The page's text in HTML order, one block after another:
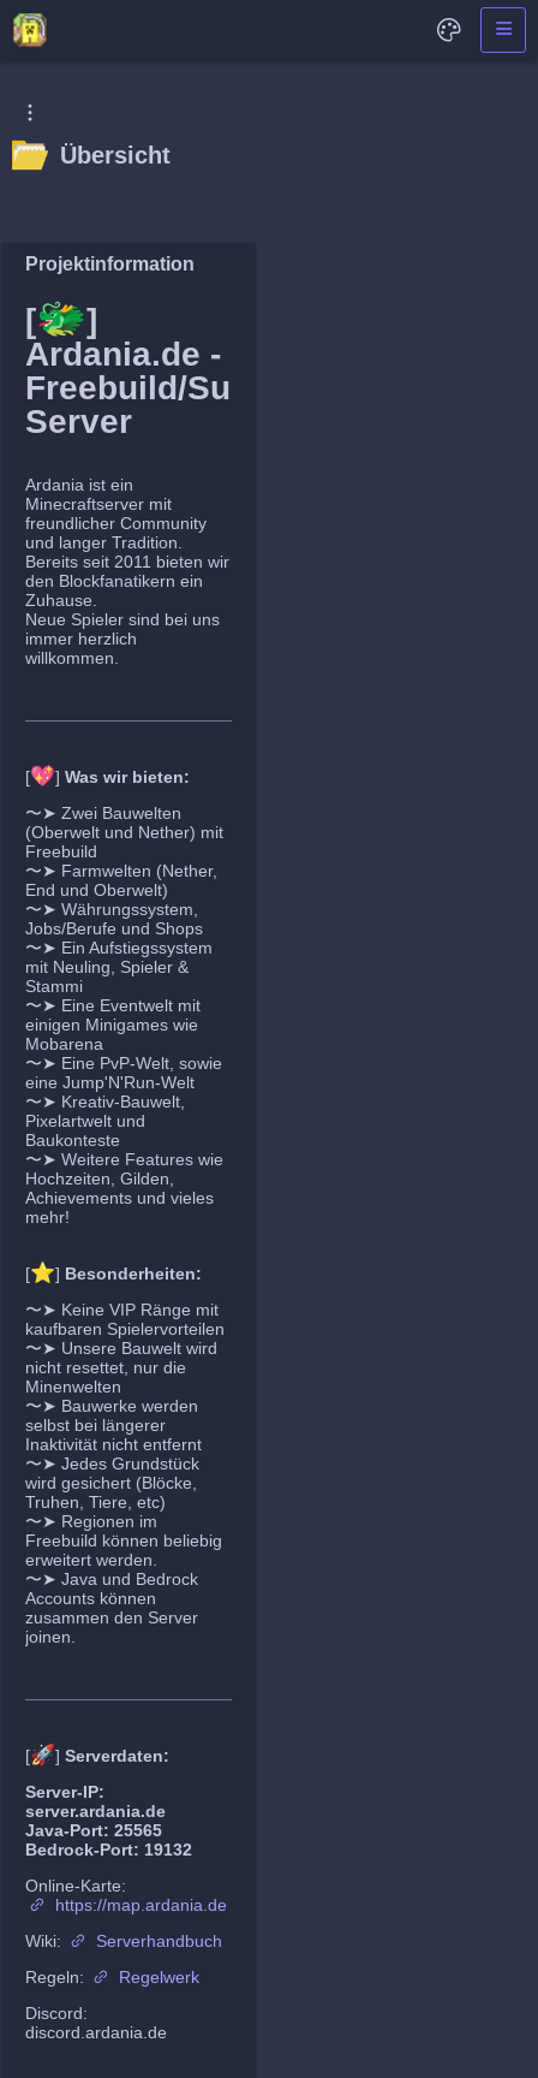
Übersicht
Projektinformation
[🐲]
Ardania.de -
Freebuild/Survival
Server
Ardania ist ein
Minecraftserver mit
freundlicher Community
und langer Tradition.
Bereits seit 2011 bieten wir
den Blockfanatikern ein
Zuhause.
Neue Spieler sind bei uns
immer herzlich
willkommen.
[💖] Was wir bieten:
〜➤ Zwei Bauwelten
(Oberwelt und Nether) mit
Freebuild
〜➤ Farmwelten (Nether,
End und Oberwelt)
〜➤ Währungssystem,
Jobs/Berufe und Shops
〜➤ Ein Aufstiegssystem
mit Neuling, Spieler &
Stammi
〜➤ Eine Eventwelt mit
einigen Minigames wie
Mobarena
〜➤ Eine PvP-Welt, sowie
eine Jump'N'Run-Welt
〜➤ Kreativ-Bauwelt,
Pixelartwelt und
Baukonteste
〜➤ Weitere Features wie
Hochzeiten, Gilden,
Achievements und vieles
mehr!
[⭐] Besonderheiten:
〜➤ Keine VIP Ränge mit
kaufbaren Spielervorteilen
〜➤ Unsere Bauwelt wird
nicht resettet, nur die
Minenwelten
〜➤ Bauwerke werden
selbst bei längerer
Inaktivität nicht entfernt
〜➤ Jedes Grundstück
wird gesichert (Blöcke,
Truhen, Tiere, etc)
〜➤ Regionen im
Freebuild können beliebig
erweitert werden.
〜➤ Java und Bedrock
Accounts können
zusammen den Server
joinen.
[🚀] Serverdaten:
Server-IP:
server.ardania.de
Java-Port: 25565
Bedrock-Port: 19132
Online-Karte:
https://map.ardania.de
Wiki:
Serverhandbuch
Regeln:
Regelwerk
Discord:
discord.ardania.de